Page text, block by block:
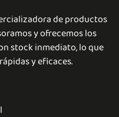
de productos
y ofrecemos los
stock inmediato, lo que
y eficaces.